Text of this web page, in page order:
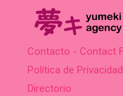
Contacto - Contact
Política de
Directorio